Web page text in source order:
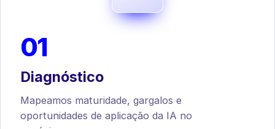
01
Diagnóstico
Mapeamos maturidade, gargalos e
oportunidades de aplicação da IA no